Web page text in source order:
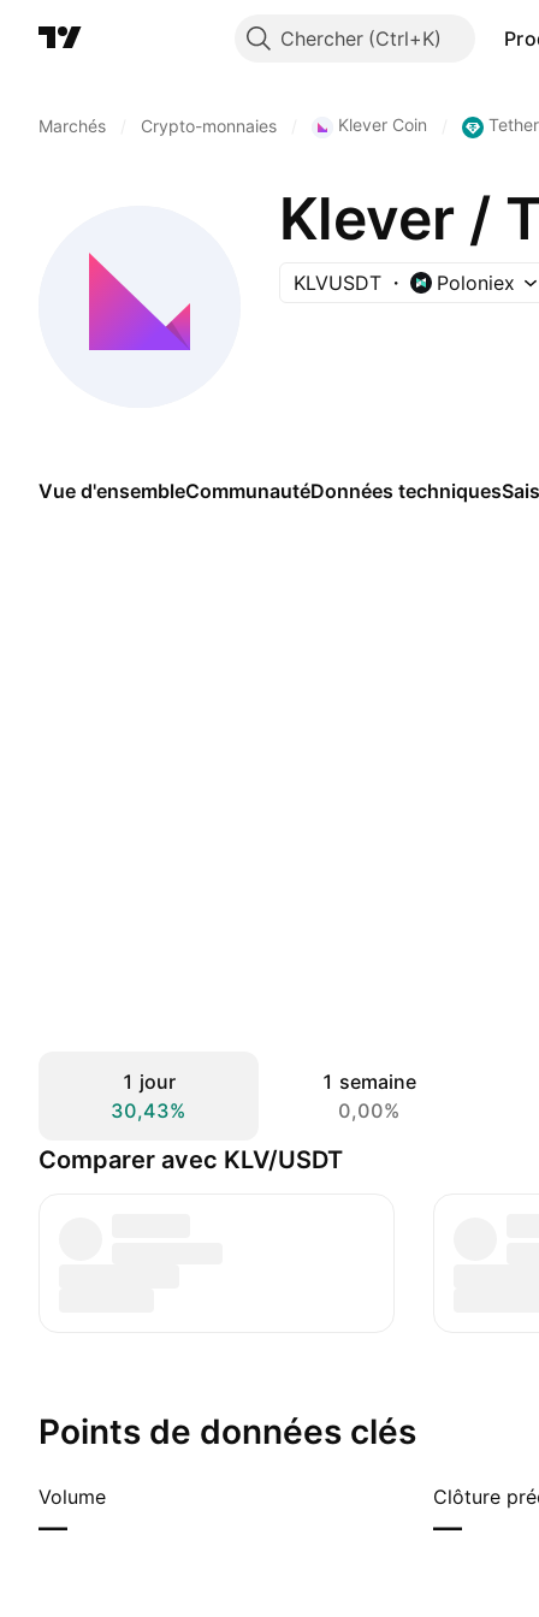
Chercher
Marchés Crypto-monnaies Klever Coin
Klever /
KLVUSDT Poloniex
Vue d'ensembleCommunautéDonnées techniques
1 jour
30,43%
1 semaine
0,00%
Comparer avec KLV/USDT
Points de données clés
Volume
—
Clôture
—